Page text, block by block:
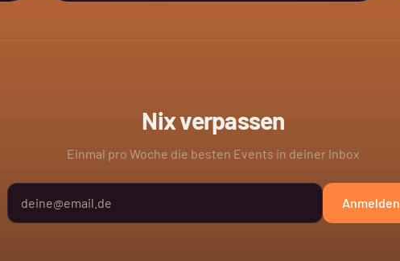
Nix verpassen
Einmal pro Woche die besten Events in deiner Inbox
Anmelden